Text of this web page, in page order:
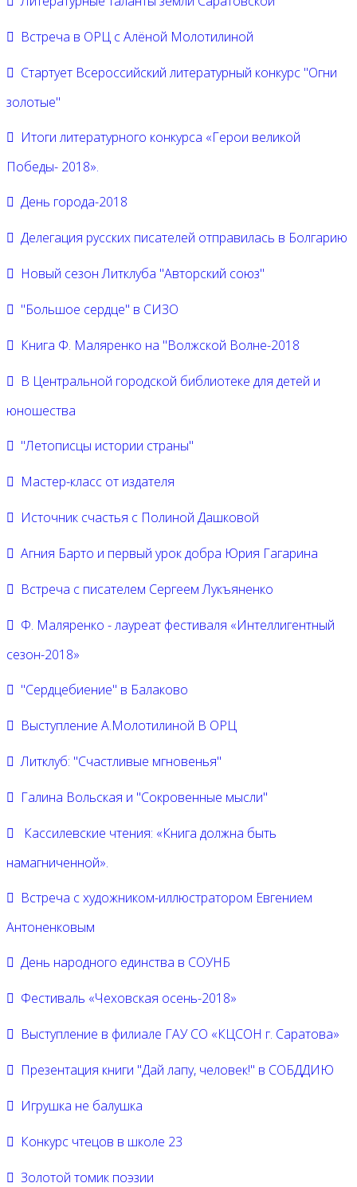
Встреча в ОРЦ с Алёной Молотилиной
Cтартует Всероссийский литературный конкурс "Огни
золотые"
Итоги литературного конкурса «Герои великой
Победы- 2018».
День города-2018
Делегация русских писателей отправилась в Болгарию
Новый сезон Литклуба "Авторский союз"
"Большое сердце" в СИЗО
Книга Ф. Маляренко на "Волжской Волне-2018
В Центральной городской библиотеке для детей и
юношества
"Летописцы истории страны"
Мастер-класс от издателя
Источник счастья с Полиной Дашковой
Агния Барто и первый урок добра Юрия Гагарина
Встреча с писателем Сергеем Лукъяненко
Ф. Маляренко - лауреат фестиваля «Интеллигентный
сезон-2018»
"Сердцебиение" в Балаково
Выступление А.Молотилиной В ОРЦ
Литклуб: "Счастливые мгновенья"
Галина Вольская и "Сокровенные мысли"
Кассилевские чтения: «Книга должна быть
намагниченной».
Встреча с художником-иллюстратором Евгением
Антоненковым
День народного единства в СОУНБ
Фестиваль «Чеховская осень-2018»
Выступление в филиале ГАУ СО «КЦСОН г. Саратова»
Презентация книги "Дай лапу, человек!" в СОБДДИЮ
Игрушка не балушка
Конкурс чтецов в школе 23
Золотой томик поэзии